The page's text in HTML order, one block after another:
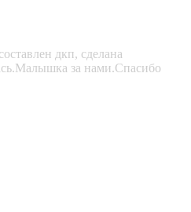
дкп, сделана
за нами.Спасибо